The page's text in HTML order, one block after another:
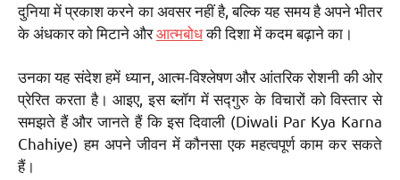
दुनिया में प्रकाश करने का अवसर नहीं है, बल्कि यह समय है अपने भीतर
के अंधकार को मिटाने औरआत्मबोधकी दिशा में कदम बढ़ाने का।
उनका यह संदेश हमें ध्यान, आत्म-विश्लेषण और आंतरिक रोशनी की ओर
प्रेरित करता है। आइए, इस ब्लॉग में सद्गुरु के विचारों को विस्तार से
समझते हैं और जानते हैं कि इस दिवाली (Diwali Par Kya Karna
Chahiye) हम अपने जीवन में कौनसा एक महत्वपूर्ण काम कर सकते
हैं।